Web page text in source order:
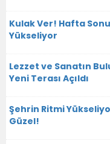
Kulak Ver! Hafta
Yükseliyor
Lezzet ve Sanatın
Yeni Terası Açıldı
Şehrin Ritmi
Güzel!